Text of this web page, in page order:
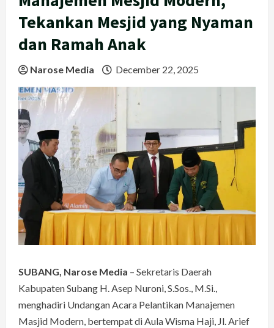
Tekankan Mesjid yang Nyaman
dan Ramah Anak
Narose Media December 22, 2025
SUBANG, Narose Media – Sekretaris Daerah
Kabupaten Subang H. Asep Nuroni, S.Sos., M.Si.,
menghadiri Undangan Acara Pelantikan Manajemen
Masjid Modern, bertempat di Aula Wisma Haji, Jl. Arief